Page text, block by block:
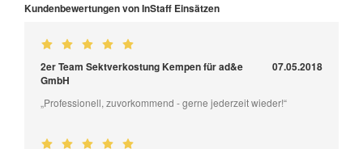
Kundenbewertungen von InStaff Einsätzen
2er Team Sektverkostung Kempen für ad&e
GmbH
07.05.2018
„Professionell, zuvorkommend - gerne jederzeit wieder!“